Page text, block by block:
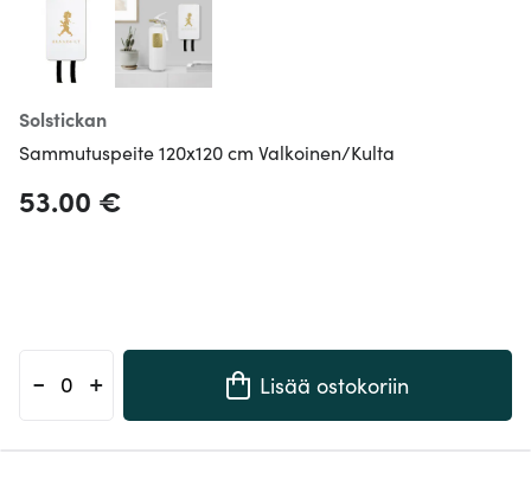
Solstickan
Sammutuspeite 120x120 cm Valkoinen/Kulta
53.00 €
- + Lisää ostokoriin